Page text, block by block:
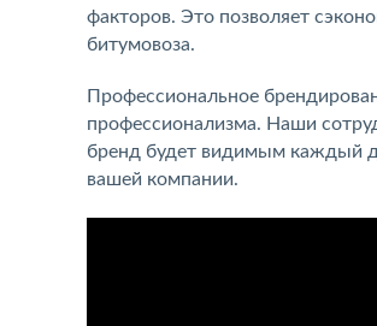
факторов. Это позволяет
битумовоза.
Профессиональное
профессионализма. Наши
бренд будет видимым каждый
вашей компании.